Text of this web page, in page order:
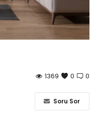
0
0
1369
Soru Sor